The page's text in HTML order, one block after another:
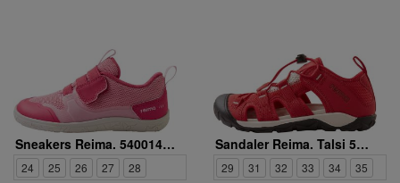
Sneakers Reima. 5400141A 4370
24 25 26 27 28
Sandaler Reima. Talsi 5400132A 383A
29 31 32 33 34 35